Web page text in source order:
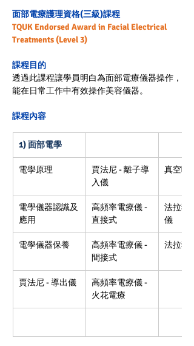
面部電療護理資格(三級)課程
TQUK Endorsed Award in Facial Electrical
Treatments (Level 3)
課程目的
透過此課程讓學員明白為面部電療儀器操作 ，
能在日常工作中有效操作美容儀器。
課程內容
1) 面部電學
電學原理
賈法尼 - 離子導
入儀
真空吸
電學儀器認識及
應用
高頻率電療儀 -
直接式
法拉狄
儀
電學儀器保養
高頻率電療儀 -
間接式
法拉狄儀
賈法尼 - 導出儀
高頻率電療儀 -
火花電療